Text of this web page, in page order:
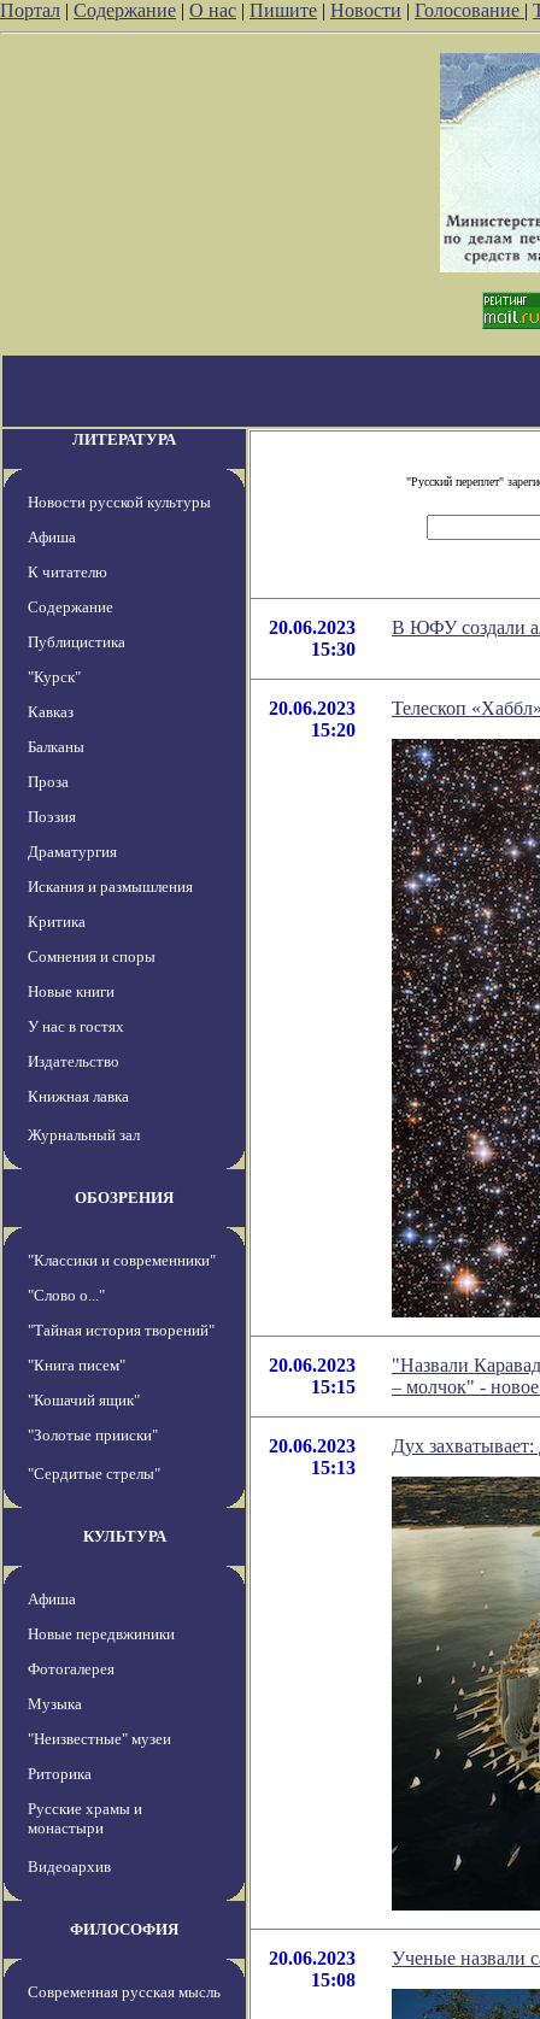
Портал | Содержание | О нас | Пишите | Новости | Голосование |
ЛИТЕРАТУРА
Новости русской культуры
Афиша
К читателю
Содержание
Публицистика
"Курск"
Кавказ
Балканы
Проза
Поэзия
Драматургия
Искания и размышления
Критика
Сомнения и споры
Новые книги
У нас в гостях
Издательство
Книжная лавка
Журнальный зал
ОБОЗРЕНИЯ
"Классики и современники"
"Слово о..."
"Тайная история творений"
"Книга писем"
"Кошачий ящик"
"Золотые прииски"
"Сердитые стрелы"
КУЛЬТУРА
Афиша
Новые передвжиники
Фотогалерея
Музыка
"Неизвестные" музеи
Риторика
Русские храмы и
монастыри
Видеоархив
ФИЛОСОФИЯ
Современная русская мысль
"Русский переплет"
20.06.2023
15:30
В ЮФУ создали
20.06.2023
15:20
Телескоп
20.06.2023
15:15
"Назвали
– молчок" -
20.06.2023
15:13
Дух
20.06.2023
15:08
Ученые назвали